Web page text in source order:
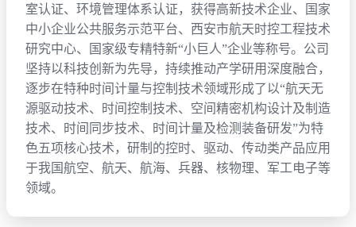
室认证、环境管理体系认证，获得高新技术企业、国家
中小企业公共服务示范平台、西安市航天时控工程技术
研究中心、国家级专精特新“小巨人”企业等称号。公司
坚持以科技创新为先导，持续推动产学研用深度融合，
逐步在特种时间计量与控制技术领域形成了以“航天无
源驱动技术、时间控制技术、空间精密机构设计及制造
技术、时间同步技术、时间计量及检测装备研发”为特
色五项核心技术，研制的控时、驱动、传动类产品应用
于我国航空、航天、航海、兵器、核物理、军工电子等
领域。